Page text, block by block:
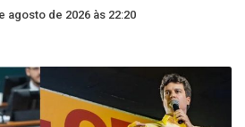
agosto de 2026 às 22:20